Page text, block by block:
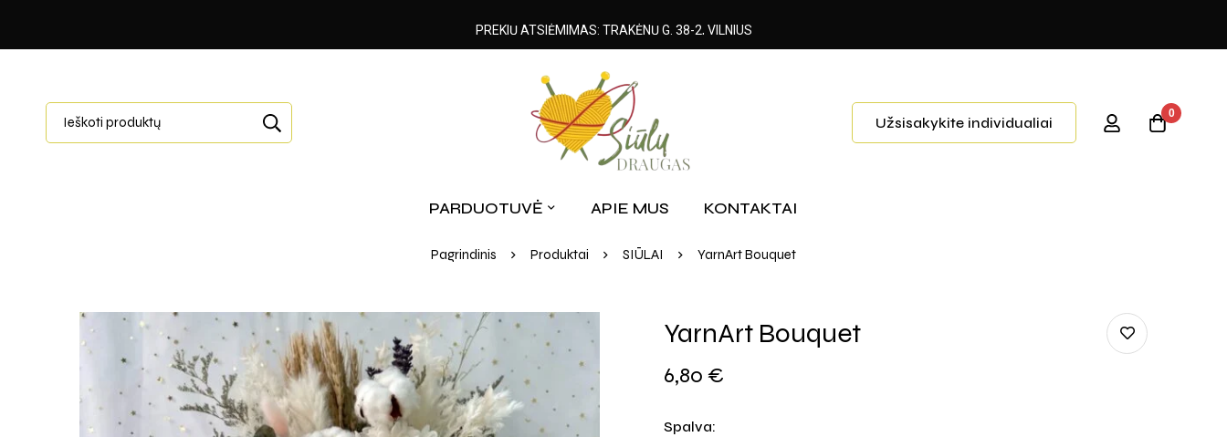
Užsisakykite individualiai
0
PARDUOTUVĖ APIE MUS KONTAKTAI
Pagrindinis Produktai SIŪLAI YarnArt Bouquet
YarnArt Bouquet
6,80 €
Spalva:
PREKIŲ ATSIĖMIMAS: TRAKĖNŲ G. 38-2, VILNIUS